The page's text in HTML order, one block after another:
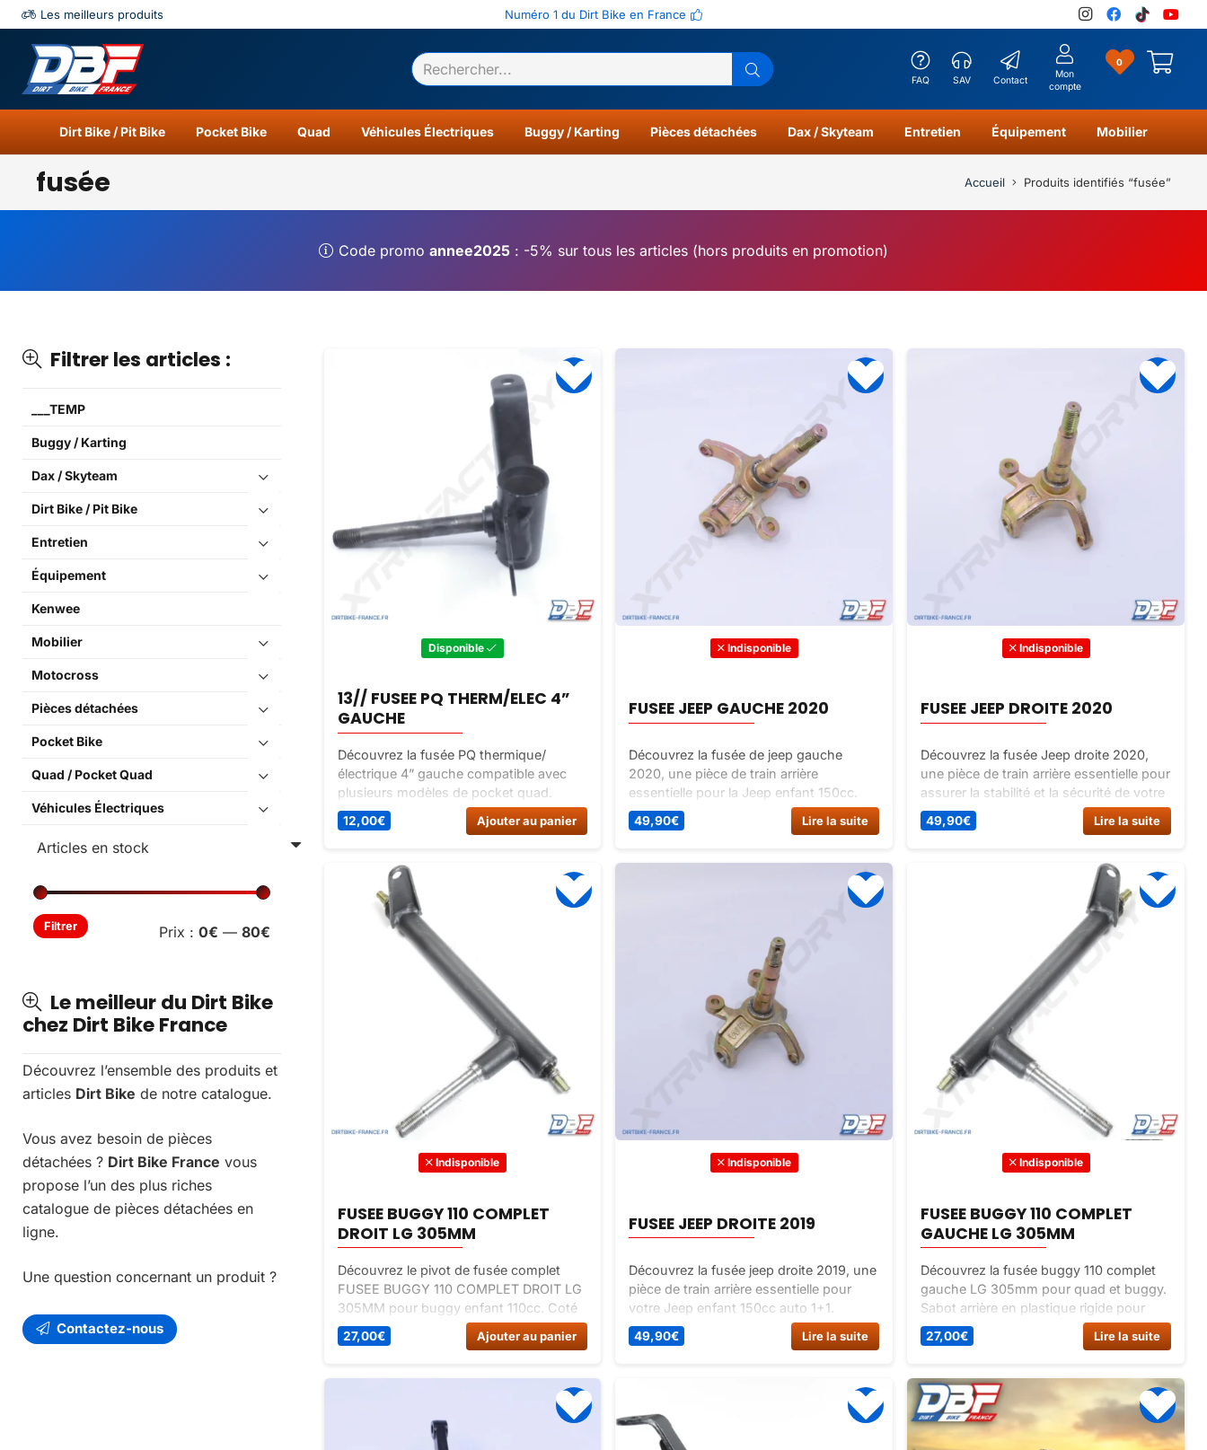
Les meilleurs produits Numéro 1 du Dirt Bike en France
FAQ SAV Contact
Mon
compte
0
Dirt Bike / Pit Bike Pocket Bike Quad Véhicules Électriques Buggy / Karting Pièces détachées Dax / Skyteam Entretien Équipement Mobilier
fusée Accueil Produits identifiés “fusée”
Code promoannee2025 : -5% sur tous les articles (hors produits en promotion)
Filtrer les articles :
___TEMP
Buggy / Karting
Dax / Skyteam
Dirt Bike / Pit Bike
Entretien
Équipement
Kenwee
Mobilier
Motocross
Pièces détachées
Pocket Bike
Quad / Pocket Quad
Véhicules Électriques
Prix
Prix
Filtrer Prix : 0€ — 80€
Le meilleur du Dirt Bike
chez Dirt Bike France
Découvrez l’ensemble des produits et
articles Dirt Bike de notre catalogue.
Vous avez besoin de pièces
détachées ? Dirt Bike France vous
propose l’un des plus riches
catalogue de pièces détachées en
ligne.
Une question concernant un produit ?
Contactez-nous
Disponible
13// FUSEE PQ THERM/ELEC 4”
GAUCHE
Découvrez la fusée PQ thermique/
électrique 4” gauche compatible avec
plusieurs modèles de pocket quad.
Pièce de rechange de qualité pour une
performance optimale et une longue
12,00€ Ajouter au panier
Indisponible
FUSEE JEEP GAUCHE 2020
Découvrez la fusée de jeep gauche
2020, une pièce de train arrière
essentielle pour la Jeep enfant 150cc.
Fabriquée avec des matériaux de haute
qualité, cette fusée garantit durabilité et
maintenant sur Dirt Bike France !
49,90€ Lire la suite
Indisponible
FUSEE JEEP DROITE 2020
Découvrez la fusée Jeep droite 2020,
une pièce de train arrière essentielle pour
assurer la stabilité et la sécurité de votre
Jeep enfant 150cc auto 1+1.
Commandez dès maintenant sur Dirt
49,90€ Lire la suite
Indisponible
FUSEE BUGGY 110 COMPLET
DROIT LG 305MM
Découvrez le pivot de fusée complet
FUSEE BUGGY 110 COMPLET DROIT LG
305MM pour buggy enfant 110cc. Coté
droit, inclus fusée, pivots et axe de roue.
Hauteur pivots 304mm. Longueur axe
27,00€ Ajouter au panier
Indisponible
FUSEE JEEP DROITE 2019
Découvrez la fusée jeep droite 2019, une
pièce de train arrière essentielle pour
votre Jeep enfant 150cc auto 1+1.
Commandez-la dès maintenant sur Dirt
Bike France !
49,90€ Lire la suite
Indisponible
FUSEE BUGGY 110 COMPLET
GAUCHE LG 305MM
Découvrez la fusée buggy 110 complet
gauche LG 305mm pour quad et buggy.
Sabot arrière en plastique rigide pour
quad enfant 110cc Sportif, quad 125cc
KX et quad 125cc Bazou. Largeur
sans boulonnerie.
27,00€ Lire la suite
Catégories Résultats 0